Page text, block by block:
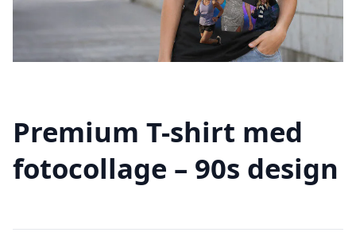
Premium T-shirt med
fotocollage – 90s design